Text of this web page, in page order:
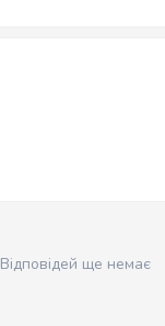
Відповідей ще немає